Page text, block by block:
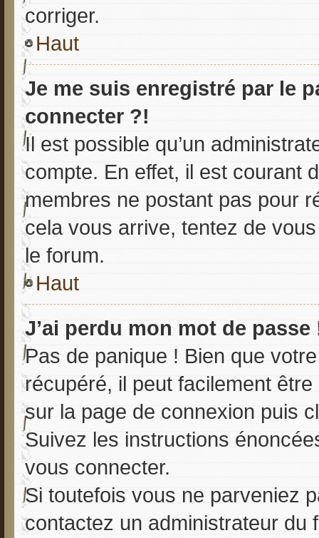
corriger.
Haut
Je me suis enregistré par le
connecter ?!
Il est possible qu’un
compte. En effet, il est courant
membres ne postant pas pour
cela vous arrive, tentez de
le forum.
Haut
J’ai perdu mon mot de passe
Pas de panique ! Bien que
récupéré, il peut facilement
sur la page de connexion puis
Suivez les instructions
vous connecter.
Si toutefois vous ne parveniez
contactez un administrateur du